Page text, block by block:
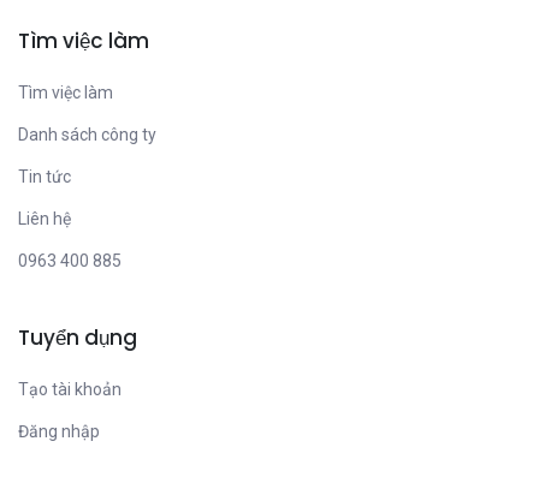
Tìm việc làm
Tìm việc làm
Danh sách công ty
Tin tức
Liên hệ
0963 400 885
Tuyển dụng
Tạo tài khoản
Đăng nhập